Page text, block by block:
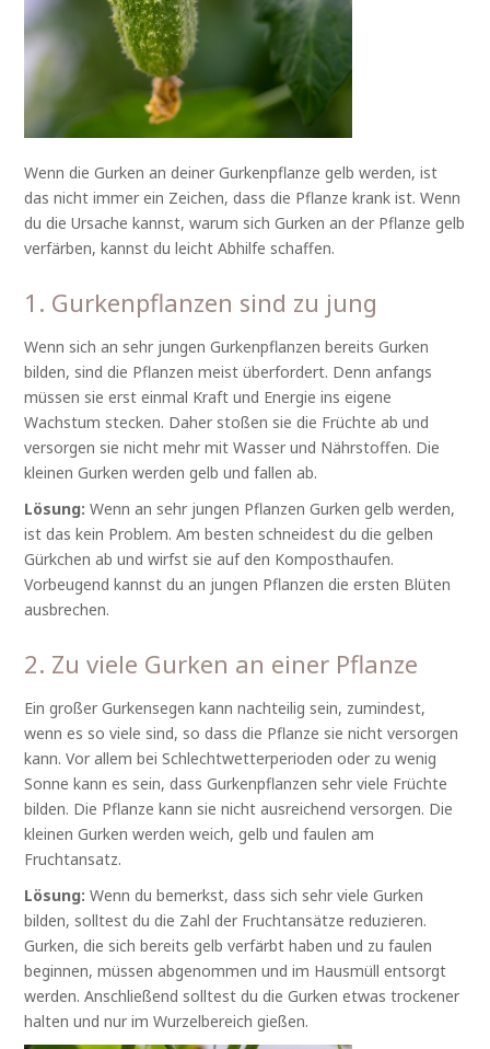
Wenn die Gurken an deiner Gurkenpflanze gelb werden, ist
das nicht immer ein Zeichen, dass die Pflanze krank ist. Wenn
du die Ursache kannst, warum sich Gurken an der Pflanze gelb
verfärben, kannst du leicht Abhilfe schaffen.
1. Gurkenpflanzen sind zu jung
Wenn sich an sehr jungen Gurkenpflanzen bereits Gurken
bilden, sind die Pflanzen meist überfordert. Denn anfangs
müssen sie erst einmal Kraft und Energie ins eigene
Wachstum stecken. Daher stoßen sie die Früchte ab und
versorgen sie nicht mehr mit Wasser und Nährstoffen. Die
kleinen Gurken werden gelb und fallen ab.
Lösung: Wenn an sehr jungen Pflanzen Gurken gelb werden,
ist das kein Problem. Am besten schneidest du die gelben
Gürkchen ab und wirfst sie auf den Komposthaufen.
Vorbeugend kannst du an jungen Pflanzen die ersten Blüten
ausbrechen.
2. Zu viele Gurken an einer Pflanze
Ein großer Gurkensegen kann nachteilig sein, zumindest,
wenn es so viele sind, so dass die Pflanze sie nicht versorgen
kann. Vor allem bei Schlechtwetterperioden oder zu wenig
Sonne kann es sein, dass Gurkenpflanzen sehr viele Früchte
bilden. Die Pflanze kann sie nicht ausreichend versorgen. Die
kleinen Gurken werden weich, gelb und faulen am
Fruchtansatz.
Lösung: Wenn du bemerkst, dass sich sehr viele Gurken
bilden, solltest du die Zahl der Fruchtansätze reduzieren.
Gurken, die sich bereits gelb verfärbt haben und zu faulen
beginnen, müssen abgenommen und im Hausmüll entsorgt
werden. Anschließend solltest du die Gurken etwas trockener
halten und nur im Wurzelbereich gießen.